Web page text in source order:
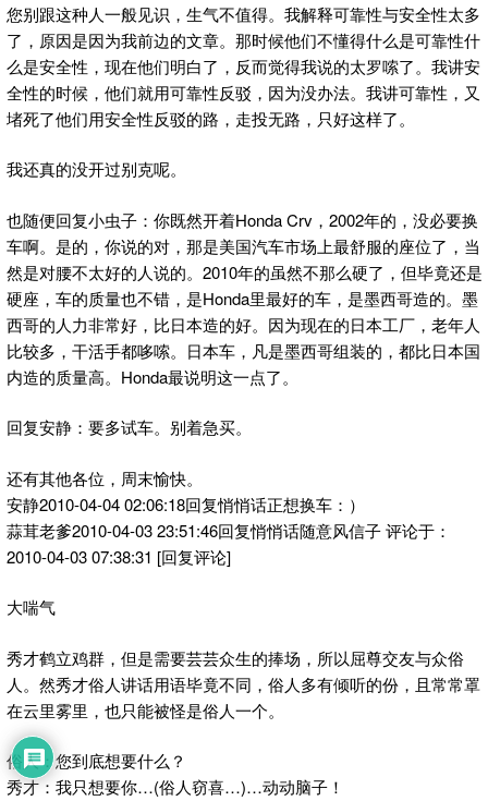
您别跟这种人一般见识，生气不值得。我解释可靠性与安全性太多
了，原因是因为我前边的文章。那时候他们不懂得什么是可靠性什
么是安全性，现在他们明白了，反而觉得我说的太罗嗦了。我讲安
全性的时候，他们就用可靠性反驳，因为没办法。我讲可靠性，又
堵死了他们用安全性反驳的路，走投无路，只好这样了。
我还真的没开过别克呢。
也随便回复小虫子：你既然开着Honda Crv，2002年的，没必要换
车啊。是的，你说的对，那是美国汽车市场上最舒服的座位了，当
然是对腰不太好的人说的。2010年的虽然不那么硬了，但毕竟还是
硬座，车的质量也不错，是Honda里最好的车，是墨西哥造的。墨
西哥的人力非常好，比日本造的好。因为现在的日本工厂，老年人
比较多，干活手都哆嗦。日本车，凡是墨西哥组装的，都比日本国
内造的质量高。Honda最说明这一点了。
回复安静：要多试车。别着急买。
还有其他各位，周末愉快。
安静2010-04-04 02:06:18回复悄悄话正想换车：）
蒜茸老爹2010-04-03 23:51:46回复悄悄话随意风信子 评论于：
2010-04-03 07:38:31 [回复评论]
大喘气
秀才鹤立鸡群，但是需要芸芸众生的捧场，所以屈尊交友与众俗
人。然秀才俗人讲话用语毕竟不同，俗人多有倾听的份，且常常罩
在云里雾里，也只能被怪是俗人一个。
俗人：您到底想要什么？
秀才：我只想要你…(俗人窃喜…)…动动脑子！